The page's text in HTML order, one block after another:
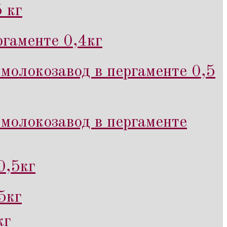
кг
0,4кг
в пергаменте 0,5
в пергаменте